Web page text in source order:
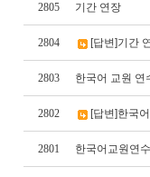
2805 기간 연장
2804 [답변]기간
2803 한국어 교원 연
2802 [답변]한국
2801 한국어교원연